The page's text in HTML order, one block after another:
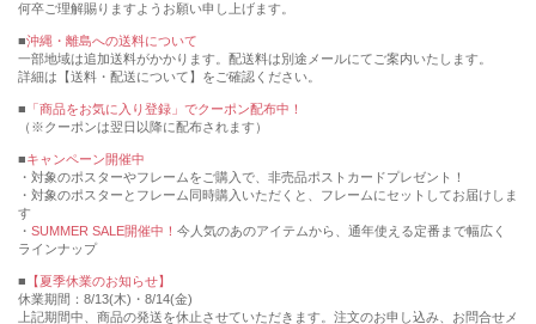
何卒ご理解賜りますようお願い申し上げます。
■沖縄・離島への送料について
一部地域は追加送料がかかります。配送料は別途メールにてご案内いたします。
詳細は【送料・配送について】をご確認ください。
■ 「商品をお気に入り登録」でクーポン配布中！
（※クーポンは翌日以降に配布されます）
■キャンペーン開催中
・対象のポスターやフレームをご購入で、非売品ポストカードプレゼント！
・対象のポスターとフレーム同時購入いただくと、フレームにセットしてお届けしま
す
・ SUMMER SALE開催中！ 今人気のあのアイテムから、通年使える定番まで幅広く
ラインナップ
■ 【夏季休業のお知らせ】
休業期間：8/13(木)・8/14(金)
上記期間中、商品の発送を休止させていただきます。注文のお申し込み、お問合せメ